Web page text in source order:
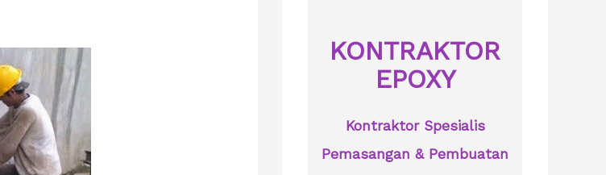
KONTRAKTOR
EPOXY
Kontraktor Spesialis
Pemasangan & Pembuatan